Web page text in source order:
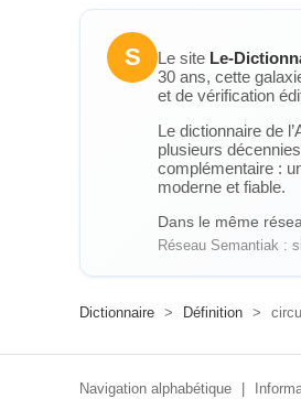
S Le site Le-
30 ans, cette
et de vérification
Le dictionnaire de
plusieurs
complémentaire :
moderne et fiable.
Dans le même
Réseau Semantiak :
Dictionnaire > Définition >
Navigation alphabétique